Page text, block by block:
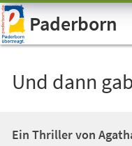
Visuelle
Assistenzsoftware
öffnen.Paderborn
Und dann
Ein Thriller von